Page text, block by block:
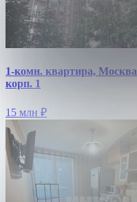
1-комн. квартира,
корп. 1
15 млн ₽